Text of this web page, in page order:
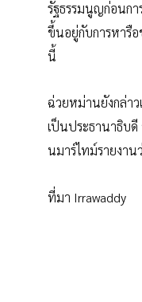
รัฐธรรมนูญก่อนกา
ขึ้นอยู่กับการหารื
นี้
ฉ่วยหม่านยังกล่าว
เป็นประธานาธิบ
นมาร์ไทม์รายงาน
ที่มา Irrawaddy